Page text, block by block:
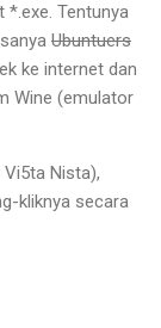
*.exe. Tentunya
Ubuntuers
ke internet dan
Wine (emulator
Nista),
kliknya secara